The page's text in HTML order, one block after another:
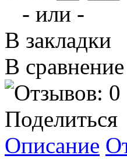
- или -
В закладки
В сравнение
Поделиться
Описание